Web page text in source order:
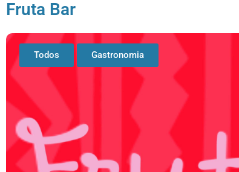
Fruta Bar
Todos Gastronomia